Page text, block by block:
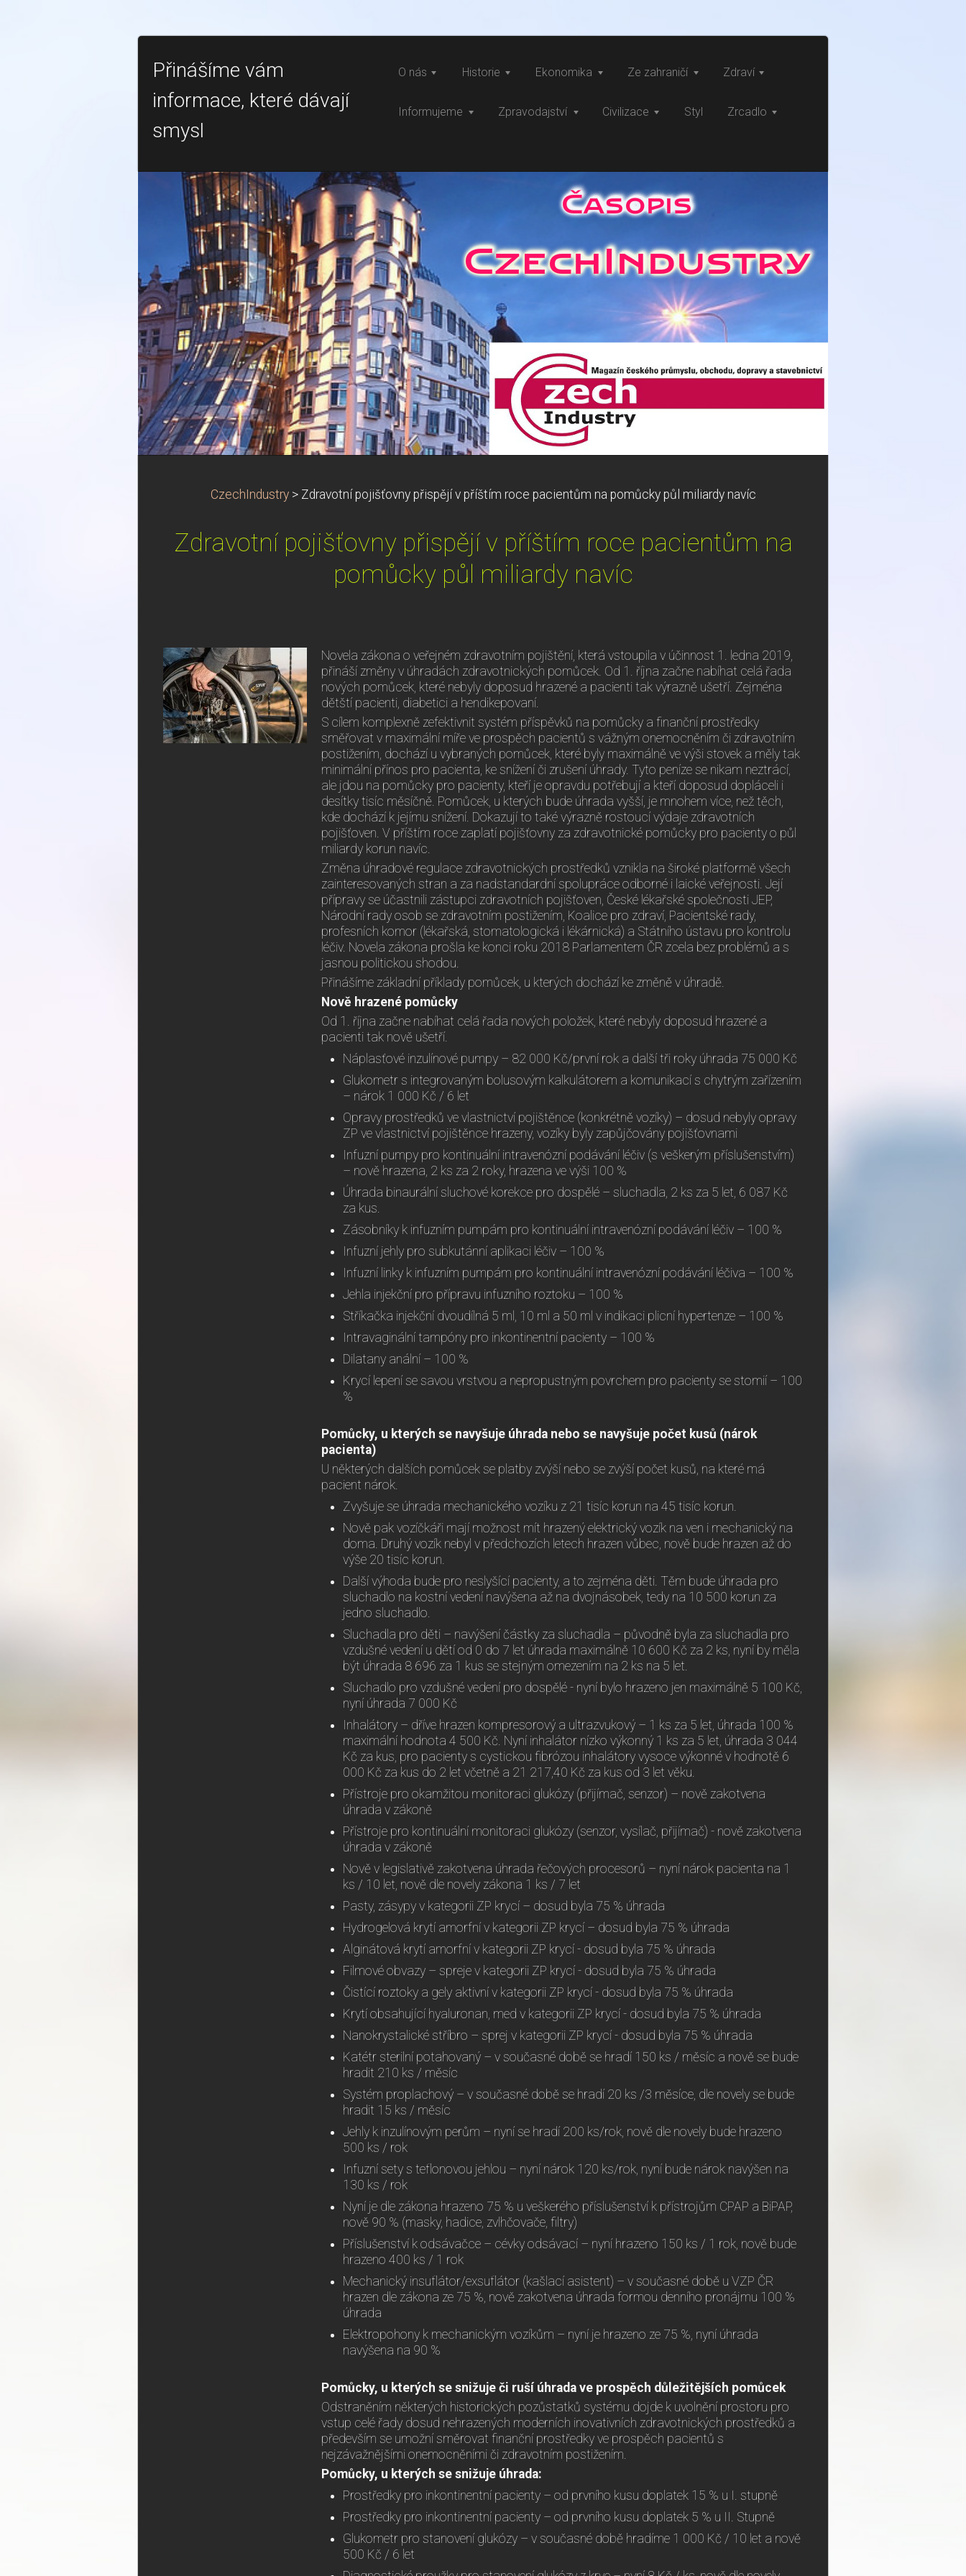
Přinášíme vám
informace, které dávají
smysl
O nás Historie Ekonomika Ze zahraničí Zdraví
Informujeme Zpravodajství Civilizace Styl Zrcadlo
CzechIndustry > Zdravotní pojišťovny přispějí v příštím roce pacientům na pomůcky půl miliardy navíc
Zdravotní pojišťovny přispějí v příštím roce pacientům na
pomůcky půl miliardy navíc
Novela zákona o veřejném zdravotním pojištění, která vstoupila v účinnost 1. ledna 2019,
přináší změny v úhradách zdravotnických pomůcek. Od 1. října začne nabíhat celá řada
nových pomůcek, které nebyly doposud hrazené a pacienti tak výrazně ušetří. Zejména
dětští pacienti, diabetici a hendikepovaní.
S cílem komplexně zefektivnit systém příspěvků na pomůcky a finanční prostředky
směřovat v maximální míře ve prospěch pacientů s vážným onemocněním či zdravotním
postižením, dochází u vybraných pomůcek, které byly maximálně ve výši stovek a měly tak
minimální přínos pro pacienta, ke snížení či zrušení úhrady. Tyto peníze se nikam neztrácí,
ale jdou na pomůcky pro pacienty, kteří je opravdu potřebují a kteří doposud dopláceli i
desítky tisíc měsíčně. Pomůcek, u kterých bude úhrada vyšší, je mnohem více, než těch,
kde dochází k jejímu snížení. Dokazují to také výrazně rostoucí výdaje zdravotních
pojišťoven. V příštím roce zaplatí pojišťovny za zdravotnické pomůcky pro pacienty o půl
miliardy korun navíc.
Změna úhradové regulace zdravotnických prostředků vznikla na široké platformě všech
zainteresovaných stran a za nadstandardní spolupráce odborné i laické veřejnosti. Její
přípravy se účastnili zástupci zdravotních pojišťoven, České lékařské společnosti JEP,
Národní rady osob se zdravotním postižením, Koalice pro zdraví, Pacientské rady,
profesních komor (lékařská, stomatologická i lékárnická) a Státního ústavu pro kontrolu
léčiv. Novela zákona prošla ke konci roku 2018 Parlamentem ČR zcela bez problémů a s
jasnou politickou shodou.
Přinášíme základní příklady pomůcek, u kterých dochází ke změně v úhradě.
Nově hrazené pomůcky
Od 1. října začne nabíhat celá řada nových položek, které nebyly doposud hrazené a
pacienti tak nově ušetří.
Náplasťové inzulínové pumpy – 82 000 Kč/první rok a další tři roky úhrada 75 000 Kč
Glukometr s integrovaným bolusovým kalkulátorem a komunikací s chytrým zařízením
– nárok 1 000 Kč / 6 let
Opravy prostředků ve vlastnictví pojištěnce (konkrétně vozíky) – dosud nebyly opravy
ZP ve vlastnictví pojištěnce hrazeny, vozíky byly zapůjčovány pojišťovnami
Infuzní pumpy pro kontinuální intravenózní podávání léčiv (s veškerým příslušenstvím)
– nově hrazena, 2 ks za 2 roky, hrazena ve výši 100 %
Úhrada binaurální sluchové korekce pro dospělé – sluchadla, 2 ks za 5 let, 6 087 Kč
za kus.
Zásobníky k infuzním pumpám pro kontinuální intravenózní podávání léčiv – 100 %
Infuzní jehly pro subkutánní aplikaci léčiv – 100 %
Infuzní linky k infuzním pumpám pro kontinuální intravenózní podávání léčiva – 100 %
Jehla injekční pro přípravu infuzního roztoku – 100 %
Stříkačka injekční dvoudílná 5 ml, 10 ml a 50 ml v indikaci plicní hypertenze – 100 %
Intravaginální tampóny pro inkontinentní pacienty – 100 %
Dilatany anální – 100 %
Krycí lepení se savou vrstvou a nepropustným povrchem pro pacienty se stomií – 100
%
Pomůcky, u kterých se navyšuje úhrada nebo se navyšuje počet kusů (nárok
pacienta)
U některých dalších pomůcek se platby zvýší nebo se zvýší počet kusů, na které má
pacient nárok.
Zvyšuje se úhrada mechanického vozíku z 21 tisíc korun na 45 tisíc korun.
Nově pak vozíčkáři mají možnost mít hrazený elektrický vozík na ven i mechanický na
doma. Druhý vozík nebyl v předchozích letech hrazen vůbec, nově bude hrazen až do
výše 20 tisíc korun.
Další výhoda bude pro neslyšící pacienty, a to zejména děti. Těm bude úhrada pro
sluchadlo na kostní vedení navýšena až na dvojnásobek, tedy na 10 500 korun za
jedno sluchadlo.
Sluchadla pro děti – navýšení částky za sluchadla – původně byla za sluchadla pro
vzdušné vedení u dětí od 0 do 7 let úhrada maximálně 10 600 Kč za 2 ks, nyní by měla
být úhrada 8 696 za 1 kus se stejným omezením na 2 ks na 5 let.
Sluchadlo pro vzdušné vedení pro dospělé - nyní bylo hrazeno jen maximálně 5 100 Kč,
nyní úhrada 7 000 Kč
Inhalátory – dříve hrazen kompresorový a ultrazvukový – 1 ks za 5 let, úhrada 100 %
maximální hodnota 4 500 Kč. Nyní inhalátor nízko výkonný 1 ks za 5 let, úhrada 3 044
Kč za kus, pro pacienty s cystickou fibrózou inhalátory vysoce výkonné v hodnotě 6
000 Kč za kus do 2 let včetně a 21 217,40 Kč za kus od 3 let věku.
Přístroje pro okamžitou monitoraci glukózy (přijímač, senzor) – nově zakotvena
úhrada v zákoně
Přístroje pro kontinuální monitoraci glukózy (senzor, vysílač, přijímač) - nově zakotvena
úhrada v zákoně
Nově v legislativě zakotvena úhrada řečových procesorů – nyní nárok pacienta na 1
ks / 10 let, nově dle novely zákona 1 ks / 7 let
Pasty, zásypy v kategorii ZP krycí – dosud byla 75 % úhrada
Hydrogelová krytí amorfní v kategorii ZP krycí – dosud byla 75 % úhrada
Alginátová krytí amorfní v kategorii ZP krycí - dosud byla 75 % úhrada
Filmové obvazy – spreje v kategorii ZP krycí - dosud byla 75 % úhrada
Čistící roztoky a gely aktivní v kategorii ZP krycí - dosud byla 75 % úhrada
Krytí obsahující hyaluronan, med v kategorii ZP krycí - dosud byla 75 % úhrada
Nanokrystalické stříbro – sprej v kategorii ZP krycí - dosud byla 75 % úhrada
Katétr sterilní potahovaný – v současné době se hradí 150 ks / měsíc a nově se bude
hradit 210 ks / měsíc
Systém proplachový – v současné době se hradí 20 ks /3 měsíce, dle novely se bude
hradit 15 ks / měsíc
Jehly k inzulínovým perům – nyní se hradí 200 ks/rok, nově dle novely bude hrazeno
500 ks / rok
Infuzní sety s teflonovou jehlou – nyní nárok 120 ks/rok, nyní bude nárok navýšen na
130 ks / rok
Nyní je dle zákona hrazeno 75 % u veškerého příslušenství k přístrojům CPAP a BiPAP,
nově 90 % (masky, hadice, zvlhčovače, filtry)
Příslušenství k odsávačce – cévky odsávací – nyní hrazeno 150 ks / 1 rok, nově bude
hrazeno 400 ks / 1 rok
Mechanický insuflátor/exsuflátor (kašlací asistent) – v současné době u VZP ČR
hrazen dle zákona ze 75 %, nově zakotvena úhrada formou denního pronájmu 100 %
úhrada
Elektropohony k mechanickým vozíkům – nyní je hrazeno ze 75 %, nyní úhrada
navýšena na 90 %
Pomůcky, u kterých se snižuje či ruší úhrada ve prospěch důležitějších pomůcek
Odstraněním některých historických pozůstatků systému dojde k uvolnění prostoru pro
vstup celé řady dosud nehrazených moderních inovativních zdravotnických prostředků a
především se umožní směrovat finanční prostředky ve prospěch pacientů s
nejzávažnějšími onemocněními či zdravotním postižením.
Pomůcky, u kterých se snižuje úhrada:
Prostředky pro inkontinentní pacienty – od prvního kusu doplatek 15 % u I. stupně
Prostředky pro inkontinentní pacienty – od prvního kusu doplatek 5 % u II. Stupně
Glukometr pro stanovení glukózy – v současné době hradíme 1 000 Kč / 10 let a nově
500 Kč / 6 let